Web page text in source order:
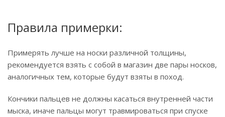
Правила примерки:
Примерять лучше на носки различной толщины,
рекомендуется взять с собой в магазин две пары носков,
аналогичных тем, которые будут взяты в поход.
Кончики пальцев не должны касаться внутренней части
мыска, иначе пальцы могут травмироваться при спуске